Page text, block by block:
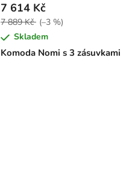
Komoda Nomi s 3 zásuvkami
7 614 Kč
7 889 Kč (–3 %)
Skladem